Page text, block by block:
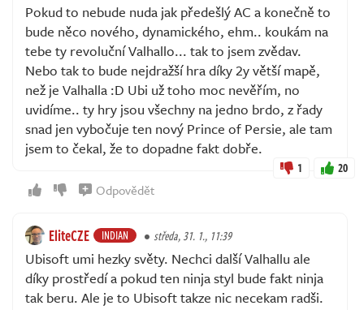
Pokud to nebude nuda jak předešlý AC a konečně to
bude něco nového, dynamického, ehm.. koukám na
tebe ty revoluční Valhallo... tak to jsem zvědav.
Nebo tak to bude nejdražší hra díky 2y větší mapě,
než je Valhalla :D Ubi už toho moc nevěřím, no
uvidíme.. ty hry jsou všechny na jedno brdo, z řady
snad jen vybočuje ten nový Prince of Persie, ale tam
jsem to čekal, že to dopadne fakt dobře.
1 20
Odpovědět
EliteCZE INDIAN středa, 31. 1., 11:39
Ubisoft umi hezky světy. Nechci další Valhallu ale
díky prostředí a pokud ten ninja styl bude fakt ninja
tak beru. Ale je to Ubisoft takze nic necekam radši.